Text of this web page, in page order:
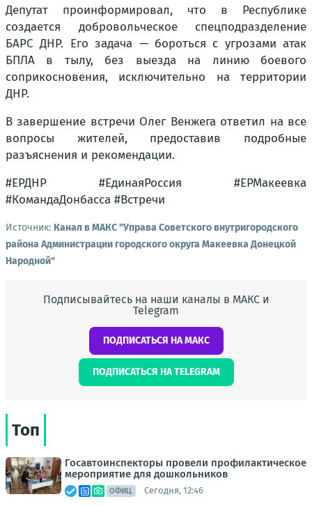
Депутат проинформировал, что в Республике
создается добровольческое спецподразделение
БАРС ДНР. Его задача — бороться с угрозами атак
БПЛА в тылу, без выезда на линию боевого
соприкосновения, исключительно на территории
ДНР.
В завершение встречи Олег Венжега ответил на все
вопросы жителей, предоставив подробные
разъяснения и рекомендации.
#ЕРДНР #ЕдинаяРоссия #ЕРМакеевка
#КомандаДонбасса #Встречи
Источник: Канал в МАКС "Управа Советского внутригородского
района Администрации городского округа Макеевка Донецкой
Народной"
Подписывайтесь на наши каналы в МАКС и
Telegram
ПОДПИСАТЬСЯ НА МАКС
ПОДПИСАТЬСЯ НА TELEGRAM
Топ
Госавтоинспекторы провели профилактическое
мероприятие для дошкольников
ОФИЦ. Сегодня, 12:46